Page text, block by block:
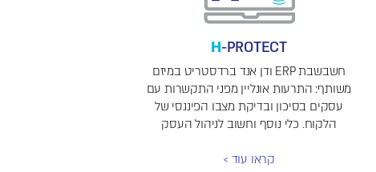
H-PROTECT
חשבשבת ERP ודן אנד ברדסטריט במיזם
משותף: התרעות אונליין מפני התקשרות עם
עסקים בסיכון ובדיקת מצבו הפיננסי של
הלקוח. כלי נוסף וחשוב לניהול העסק
קראו עוד >